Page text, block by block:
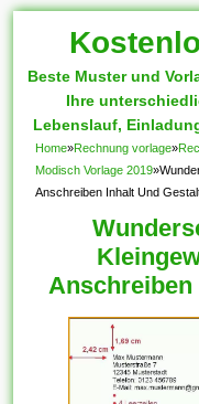
Beste Muster und
Ihre
Lebenslauf,
Home»Rechnung vorlage»
Modisch Vorlage 2019»
Anschreiben Inhalt Und
Anschreiben